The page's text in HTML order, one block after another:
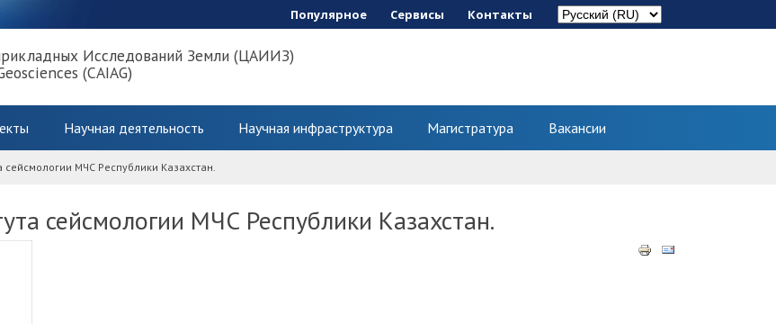
Популярное Сервисы Контакты
Исследований Земли (ЦАИИЗ)
(CAIAG)
Научная деятельность Научная инфраструктура Магистратура Вакансии
сейсмологии МЧС Республики Казахстан.
сейсмологии МЧС Республики Казахстан.